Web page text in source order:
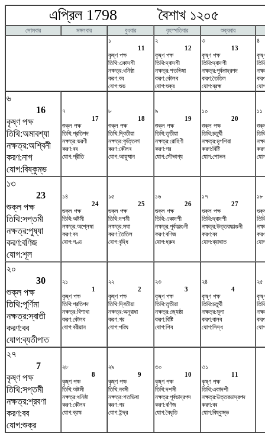
এপ্রিল 1798 বৈশাখ ১২০৫
সোমবার মঙ্গলবার বুধবার বৃহস্পতিবার
শুক্রবার
১
11
কৃষ্ণ পক্ষ
তিথি:একাদশী
নক্ষত্র:ধনিষ্ঠা
করণ:বব
যোগ:শুভ
২
12
কৃষ্ণ পক্ষ
তিথি:দ্বাদশী
নক্ষত্র:শতভিষ‌া
করণ:কৌলব
যোগ:শুক্র
৩
13
কৃষ্ণ পক্ষ
তিথি:দ্বাদশী
নক্ষত্র:পূর্বভাদ্রপদ
করণ:তৈতিল
যোগ:ব্রহ্ম
৪
৬
16
কৃষ্ণ পক্ষ
তিথি:অমাবশ্যা
নক্ষত্র:অশ্বিনী
করণ:নাগ
যোগ:বিষ্কুম্ভ
৭
17
শুক্ল পক্ষ
তিথি:প্রতিপদ
নক্ষত্র:ভরণী
করণ:বব
যোগ:প্রীতি
৮
18
শুক্ল পক্ষ
তিথি:দ্বিতীয়া
নক্ষত্র:কৃত্তিকা
করণ:কৌলব
যোগ:আয়ুষ্মান
৯
19
শুক্ল পক্ষ
তিথি:তৃতীয়া
নক্ষত্র:রোহিণী
করণ:গর
যোগ:সৌভাগ্য
১০
20
শুক্ল পক্ষ
তিথি:চতুর্থী
নক্ষত্র:মৃগশিরা
করণ:বিষ্টি
যোগ:শোভন
১১
১৩
23
শুক্ল পক্ষ
তিথি:সপ্তমী
নক্ষত্র:পুষ্যা
করণ:বণিজ
যোগ:শূল
১৪
24
শুক্ল পক্ষ
তিথি:অষ্টমী
নক্ষত্র:অশ্লেষা
করণ:বব
যোগ:গণ্ড
১৫
25
শুক্ল পক্ষ
তিথি:দশমী
নক্ষত্র:মঘা
করণ:তৈতিল
যোগ:বৃদ্ধি
১৬
26
শুক্ল পক্ষ
তিথি:একাদশী
নক্ষত্র:পূর্বফাল্গুনী
করণ:বণিজ
যোগ:ধ্রুব
১৭
27
শুক্ল পক্ষ
তিথি:দ্বাদশী
নক্ষত্র:উত্তরফাল্গুনী
করণ:বব
যোগ:ব্যাঘাত
১৮
২০
30
শুক্ল পক্ষ
তিথি:পূর্ণিমা
নক্ষত্র:স্বাতী
করণ:বব
যোগ:ব্যতীপাত
২১
1
কৃষ্ণ পক্ষ
তিথি:প্রতিপদ
নক্ষত্র:বিশাখা
করণ:কৌলব
যোগ:বরীয়ান
২২
2
কৃষ্ণ পক্ষ
তিথি:দ্বিতীয়া
নক্ষত্র:অনুরাধা
করণ:গর
যোগ:পরিঘ
২৩
3
কৃষ্ণ পক্ষ
তিথি:তৃতীয়া
নক্ষত্র:জ্যেষ্ঠা
করণ:বিষ্টি
যোগ:শিব
২৪
4
কৃষ্ণ পক্ষ
তিথি:চতুর্থী
নক্ষত্র:মূলা
করণ:বালব
যোগ:সিদ্ধ
২৫
২৭
7
কৃষ্ণ পক্ষ
তিথি:সপ্তমী
নক্ষত্র:শ্রবণা
করণ:বব
যোগ:শুক্র
২৮
8
কৃষ্ণ পক্ষ
তিথি:অষ্টমী
নক্ষত্র:ধনিষ্ঠা
করণ:কৌলব
যোগ:ব্রহ্ম
২৯
9
কৃষ্ণ পক্ষ
তিথি:নবমী
নক্ষত্র:শতভিষ‌া
করণ:গর
যোগ:ইন্দ্র
৩০
10
কৃষ্ণ পক্ষ
তিথি:দশমী
নক্ষত্র:পূর্বভাদ্রপদ
করণ:বণিজ
যোগ:বৈধৃতি
৩১
11
কৃষ্ণ পক্ষ
তিথি:একাদশী
নক্ষত্র:উত্তরভাদ্রপদ
করণ:বব
যোগ:বিষ্কুম্ভ